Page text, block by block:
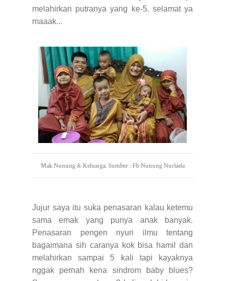
melahirkan putranya yang ke-5. selamat ya
maaak...
Mak Nunung & Keluarga. Sumber : Fb Nunung Nurlaela
Jujur saya itu suka penasaran kalau ketemu
sama emak yang punya anak banyak.
Penasaran pengen nyuri ilmu tentang
bagaimana sih caranya kok bisa hamil dan
melahirkan sampai 5 kali tapi kayaknya
nggak pernah kena sindrom baby blues?